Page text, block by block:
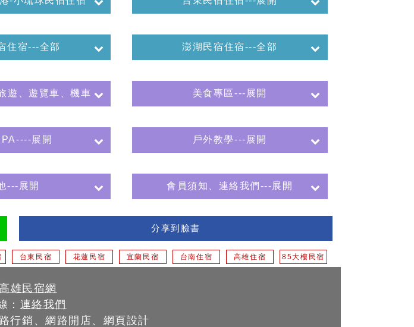
住宿---全部 澎湖民宿住宿---全部
遊、遊覽車、機車 美食專區---展開
展開 戶外教學---展開
---展開 會員須知、連絡我們---展開
分享到臉書
台東民宿 花蓮民宿 宜蘭民宿 台南住宿 高雄住宿 85大樓民宿
雄民宿網
： 連絡我們
行銷、網路開店、網頁設計